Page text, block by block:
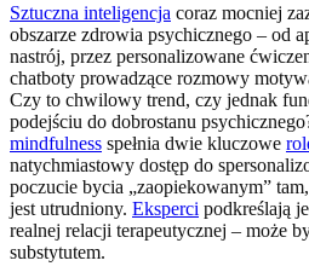
Sztuczna inteligencja coraz mocniej
obszarze zdrowia psychicznego – od
nastrój, przez personalizowane
chatboty prowadzące rozmowy
Czy to chwilowy trend, czy jednak
podejściu do dobrostanu
mindfulness spełnia dwie kluczowe
natychmiastowy dostęp do
poczucie bycia „zaopiekowanym”
jest utrudniony. Eksperci podkreślają
realnej relacji terapeutycznej – może
substytutem.